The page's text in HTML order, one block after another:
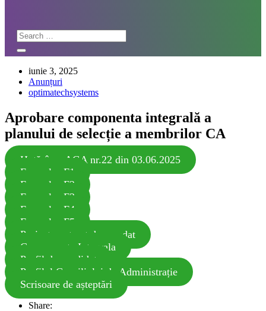
iunie 3, 2025
Anunțuri
optimatechsystems
Aprobare componenta integrală a
planului de selecție a membrilor CA
Hotărârea AGA nr.22 din 03.06.2025
Formular-F1
Formular-F2
Formular-F3
Formular-F4
Formular-F5
Proiect contract de mandat
Componenta Integrala
Profil de candidat
Profilul Consiliului de Administrație
Scrisoare de așteptări
Share: